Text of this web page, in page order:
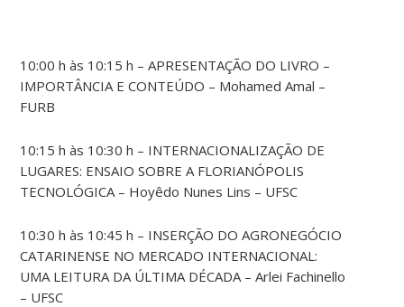
10:00 h às 10:15 h – APRESENTAÇÃO DO LIVRO –
IMPORTÂNCIA E CONTEÚDO – Mohamed Amal –
FURB
10:15 h às 10:30 h – INTERNACIONALIZAÇÃO DE
LUGARES: ENSAIO SOBRE A FLORIANÓPOLIS
TECNOLÓGICA – Hoyêdo Nunes Lins – UFSC
10:30 h às 10:45 h – INSERÇÃO DO AGRONEGÓCIO
CATARINENSE NO MERCADO INTERNACIONAL:
UMA LEITURA DA ÚLTIMA DÉCADA – Arlei Fachinello
– UFSC